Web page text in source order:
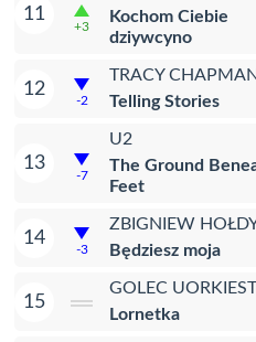
11
+3
Kochom Ciebie
dziywcyno
12
-2
TRACY CHAPMAN
Telling Stories
13
-7
U2
The Ground
Feet
14
-3
ZBIGNIEW
Będziesz moja
15
GOLEC
Lornetka